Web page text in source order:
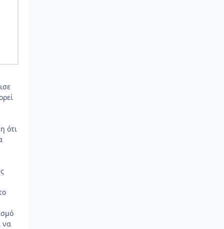
ότι
να